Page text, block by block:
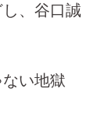
、谷口誠
ない地獄